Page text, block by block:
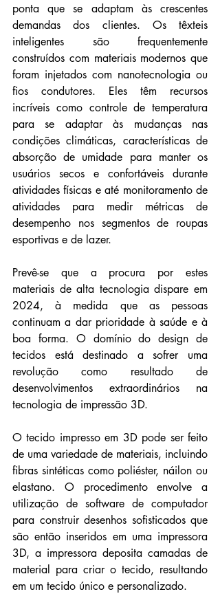
ponta que se adaptam às crescentes
demandas dos clientes. Os têxteis
inteligentes são frequentemente
construídos com materiais modernos que
foram injetados com nanotecnologia ou
fios condutores. Eles têm recursos
incríveis como controle de temperatura
para se adaptar às mudanças nas
condições climáticas, características de
absorção de umidade para manter os
usuários secos e confortáveis ​​durante
atividades físicas e até monitoramento de
atividades para medir métricas de
desempenho nos segmentos de roupas
esportivas e de lazer.
Prevê-se que a procura por estes
materiais de alta tecnologia dispare em
2024, à medida que as pessoas
continuam a dar prioridade à saúde e à
boa forma. O domínio do design de
tecidos está destinado a sofrer uma
revolução como resultado de
desenvolvimentos extraordinários na
tecnologia de impressão 3D.
O tecido impresso em 3D pode ser feito
de uma variedade de materiais, incluindo
fibras sintéticas como poliéster, náilon ou
elastano. O procedimento envolve a
utilização de software de computador
para construir desenhos sofisticados que
são então inseridos em uma impressora
3D, a impressora deposita camadas de
material para criar o tecido, resultando
em um tecido único e personalizado.